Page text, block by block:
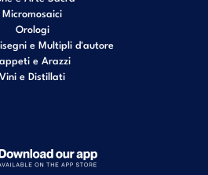
Micromosaici
Orologi
e Multipli d'autore
e Arazzi
Vini e Distillati